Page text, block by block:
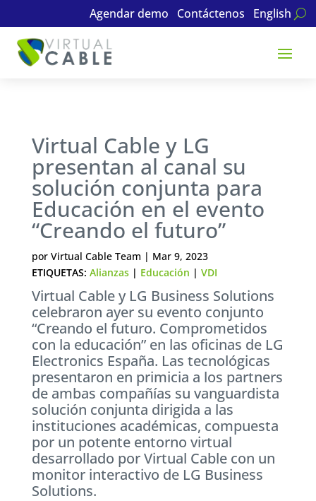
Agendar demo Contáctenos English
Virtual Cable y LG
presentan al canal su
solución conjunta para
Educación en el evento
“Creando el futuro”
por Virtual Cable Team | Mar 9, 2023
ETIQUETAS: Alianzas| Educación | VDI
Virtual Cable y LG Business Solutions
celebraron ayer su evento conjunto
“Creando el futuro. Comprometidos
con la educación” en las oficinas de LG
Electronics España. Las tecnológicas
presentaron en primicia a los partners
de ambas compañías su vanguardista
solución conjunta dirigida a las
instituciones académicas, compuesta
por un potente entorno virtual
desarrollado por Virtual Cable con un
monitor interactivo de LG Business
Solutions.